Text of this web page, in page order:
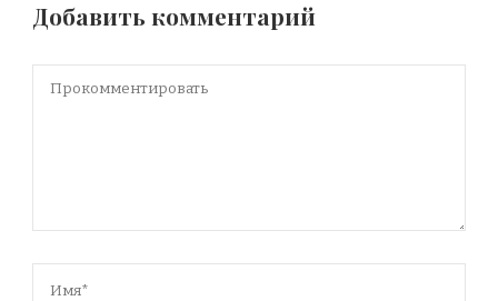
Добавить комментарий